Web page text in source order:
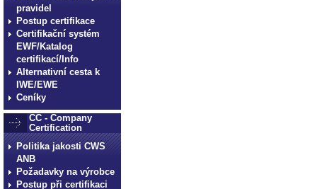
pravidel
Postup certifikace
Certifikační systém
EWF/Katalog
certifikací/Info
Alternativní cesta k
IWE/EWE
Ceníky
CC - Company
Certification
Politika jakosti CWS
ANB
Požadavky na výrobce
Postup při certifikaci